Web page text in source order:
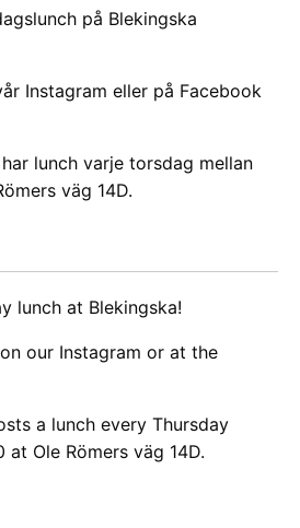
på Blekingska
Instagram eller på Facebook
lunch varje torsdag mellan
väg 14D.
lunch at Blekingska!
our Instagram or at the
a lunch every Thursday
at Ole Römers väg 14D.